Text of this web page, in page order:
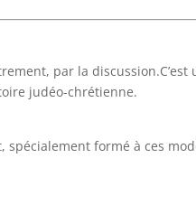
par la
judéo-chrétienne.
formé à ces